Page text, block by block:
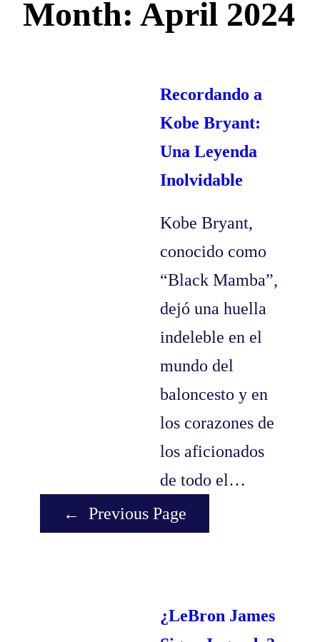
Month: April 2024
Recordando a
Kobe Bryant:
Una Leyenda
Inolvidable
Kobe Bryant,
conocido como
“Black Mamba”,
dejó una huella
indeleble en el
mundo del
baloncesto y en
los corazones de
los aficionados
de todo el…
←
Previous Page
¿LeBron James